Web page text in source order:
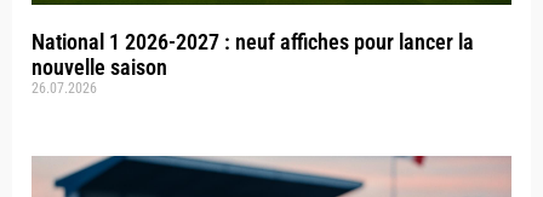
National 1 2026-2027 : neuf affiches pour lancer la
nouvelle saison
26.07.2026